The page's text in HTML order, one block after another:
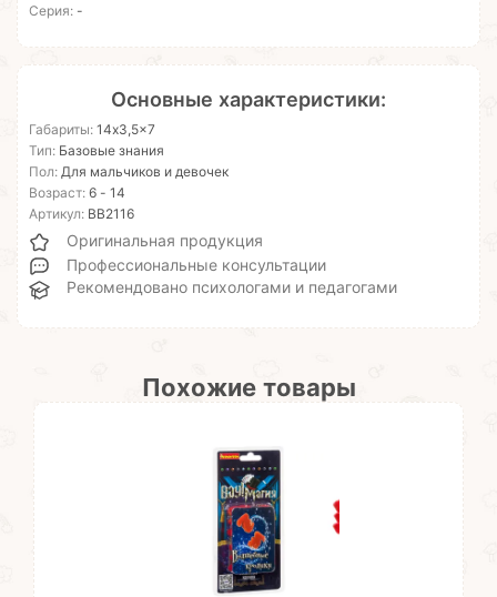
Серия: -
Основные характеристики:
Габариты: 14x3,5x7
Тип: Базовые знания
Пол: Для мальчиков и девочек
Возраст: 6 - 14
Артикул: ВВ2116
Оригинальная продукция
Профессиональные консультации
Рекомендовано психологами и педагогами
Похожие товары